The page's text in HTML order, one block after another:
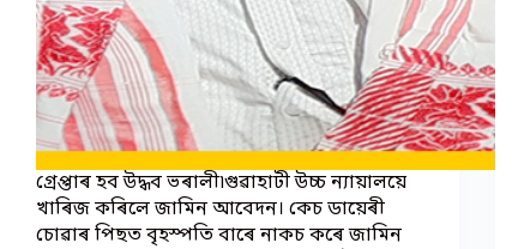
গ্ৰেপ্তাৰ হব উদ্ধব ভৰালী৷গুৱাহাটী উচ্চ ন্যায়ালয়ে
খাৰিজ কৰিলে জামিন আবেদন। কেচ ডায়েৰী
চোৱাৰ পিছত বৃহস্পতি বাৰে নাকচ কৰে জামিন